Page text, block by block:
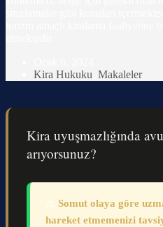
Kira Hukuku Makaleler
Kira uyuşmazlığında
arıyorsunuz?
⚠️ Somut olaya göre
hareket etmemenizi